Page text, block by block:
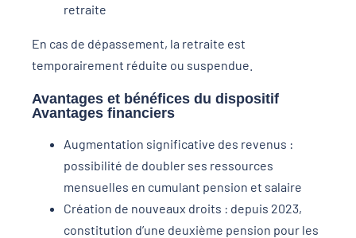
retraite
En cas de dépassement, la retraite est
temporairement réduite ou suspendue.
Avantages et bénéfices du dispositif
Avantages financiers
Augmentation significative des revenus :
possibilité de doubler ses ressources
mensuelles en cumulant pension et salaire
Création de nouveaux droits : depuis 2023,
constitution d’une deuxième pension pour les